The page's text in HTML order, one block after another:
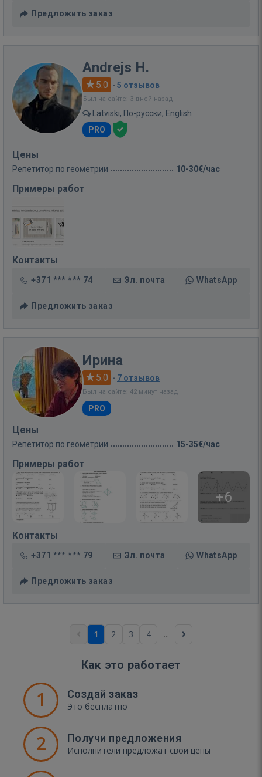
Предложить заказ
Andrejs H.
5.0 · 5 отзывов
Был на сайте: 3 дней назад
Latviski, По-русски, English
PRO
Цены
Репетитор по геометрии 10-30€/час
Примеры работ
Контакты
+371 *** *** 74 Эл. почта WhatsApp
Предложить заказ
Ирина
5.0 · 7 отзывов
Был на сайте: 42 минут назад
PRO
Цены
Репетитор по геометрии 15-35€/час
Примеры работ
+6
Контакты
+371 *** *** 79 Эл. почта WhatsApp
Предложить заказ
1 2 3 4 ...
Как это работает
1 Создай заказ
Это бесплатно
2 Получи предложения
Исполнители предложат свои цены